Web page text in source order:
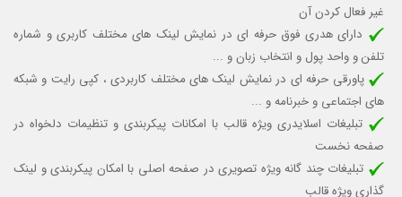
غیر فعال کردن آن
دارای هدری فوق حرفه ای در نمایش لینک های مختلف کاربری و شماره
تلفن و واحد پول و انتخاب زبان و ...
پاورقی حرفه ای در نمایش لینک های مختلف کاربردی ، کپی رایت و شبکه
های اجتماعی و خبرنامه و ...
تبلیغات اسلایدری ویژه قالب با امکانات پیکربندی و تنظیمات دلخواه در
صفحه نخست
تبلیغات چند گانه ویژه تصویری در صفحه اصلی با امکان پیکربندی و لینک
گذاری ویژه قالب